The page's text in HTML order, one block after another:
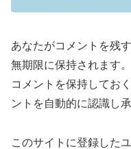
あなたがコメントを残
無期限に保持されます
コメントを保持してお
ントを自動的に認識し
このサイトに登録した